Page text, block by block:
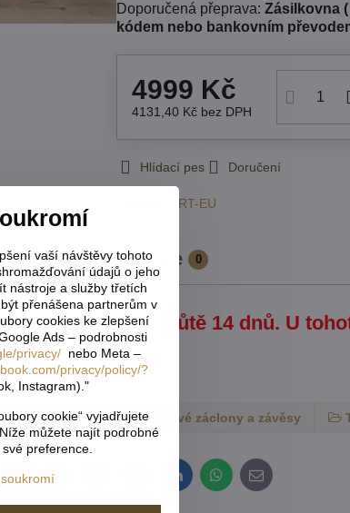
Zásilkovna
kódem nebo bankovním
4999 Kč
4131,40 Kč bez DPH
Hlídací pes Doručení
ART-EU
Popis Recenze 0
jej vrátit v lhůtě 14 dnů. U
předem.
motiv exkluzive Kusové záclony a závěsy
Twitter LinkedInWhatsApp
E-
mail
vaší návštěvy tohoto
údajů o jeho
nástroje a služby třetích
přenášena partnerům v
cookies ke zlepšení
Ads – podrobnosti
privacy/nebo Meta –
privacy/policy/?
Instagram)."
cookie“ vyjadřujete
můžete najít podrobné
preference.